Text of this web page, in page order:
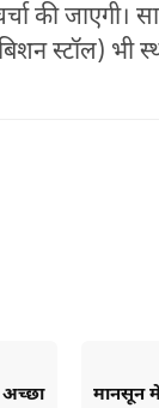
जाएगी। साथ
स्टॉल) भी
अच्छा
मानसून